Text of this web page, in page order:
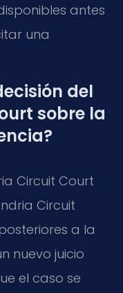
antes
una
del
sobre la
Circuit Court
Circuit
a la
nuevo juicio
el caso se